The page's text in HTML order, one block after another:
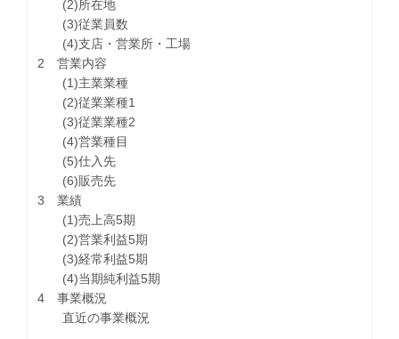
(2)所在地
(3)従業員数
(4)支店・営業所・工場
2 営業内容
(1)主業業種
(2)従業業種1
(3)従業業種2
(4)営業種目
(5)仕入先
(6)販売先
3 業績
(1)売上高5期
(2)営業利益5期
(3)経常利益5期
(4)当期純利益5期
4 事業概況
直近の事業概況